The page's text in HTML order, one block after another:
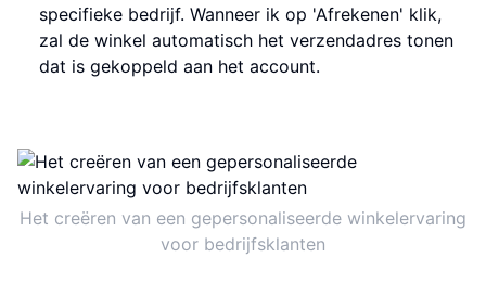
specifieke bedrijf. Wanneer ik op 'Afrekenen' klik,
zal de winkel automatisch het verzendadres tonen
dat is gekoppeld aan het account.
Het creëren van een gepersonaliseerde winkelervaring
voor bedrijfsklanten